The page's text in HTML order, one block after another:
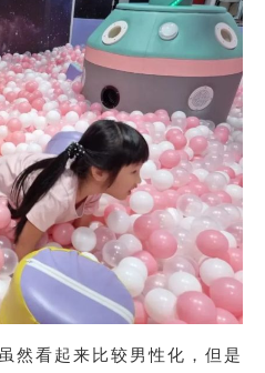
然看起来比较男性化，但是